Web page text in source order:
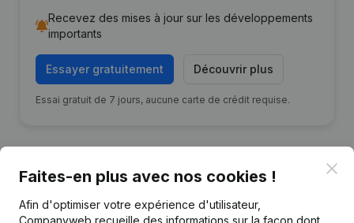
Recevez des mises à jour sur les développements
importants
Essayer gratuitement Découvrir plus
Essai gratuit de 7 jours, aucune carte de crédit requise.
Publicationsde Gooseberry
Faites-en plus avec nos cookies !
Afin d'optimiser votre expérience d'utilisateur,
Companyweb recueille des informations sur la façon dont